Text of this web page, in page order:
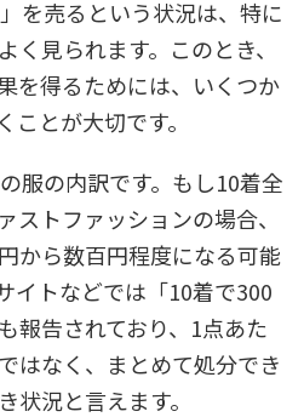
を売るという状況は、特に
見られます。このとき、
を得るためには、いくつか
ことが大切です。
服の内訳です。もし10着全
ストファッションの場合、
から数百円程度になる可能
イトなどでは「10着で300
報告されており、1点あた
はなく、まとめて処分でき
状況と言えます。